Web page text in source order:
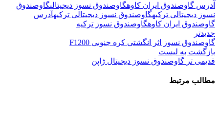
آدرس گاوصندوق ایران کاوهگاوصندوق نسوز دیجیتالیگاوصندوق
نسوز دیجیتالی ترکیهگاوصندوق نسوز دیجیتالی ترکیهآدرس
گاوصندوق ایران کاوهگاوصندوق نسوز ترکیه
جدیدتر
گاوصندوق نسوز اثر انگشتی کره جنوبی F1200
بازگشت به لیست
قدیمی تر گاوصندوق نسوز دیجیتال ژاپن
مطالب مرتبط